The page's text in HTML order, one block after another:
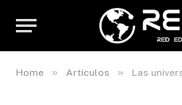
Home » Artículos » Las